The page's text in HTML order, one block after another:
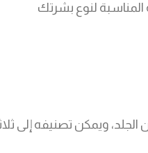
المناسبة لنوع بشرتك
الجلد، ويمكن تصنيفه إلى